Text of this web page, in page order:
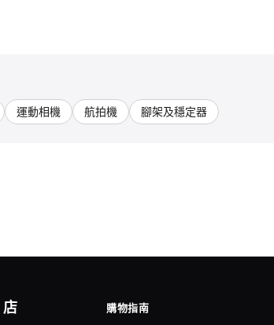
運動相機 航拍機 腳架及穩定器
購物指南